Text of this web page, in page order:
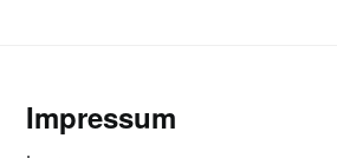
Impressum